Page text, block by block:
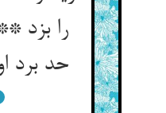
را بزد
حد برد